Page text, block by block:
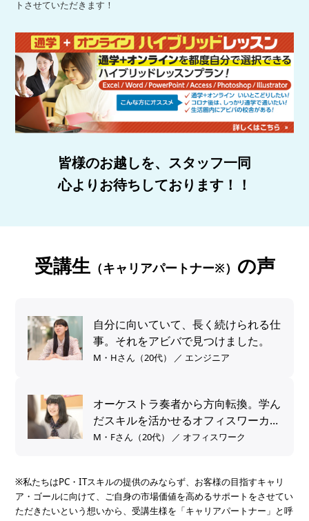
トさせていただきます！
皆様のお越しを、スタッフ一同
心よりお待ちしております！！
受講生（キャリアパートナー※） の声
自分に向いていて、長く続けられる仕
事。それをアビバで見つけました。
M・Hさん（20代） ／ エンジニア
オーケストラ奏者から方向転換。学ん
だスキルを活かせるオフィスワーカー
へ。
M・Fさん（20代） ／ オフィスワーク
※私たちはPC・ITスキルの提供のみならず、お客様の目指すキャリ
ア・ゴールに向けて、ご自身の市場価値を高めるサポートをさせてい
ただきたいという想いから、受講生様を「キャリアパートナー」と呼